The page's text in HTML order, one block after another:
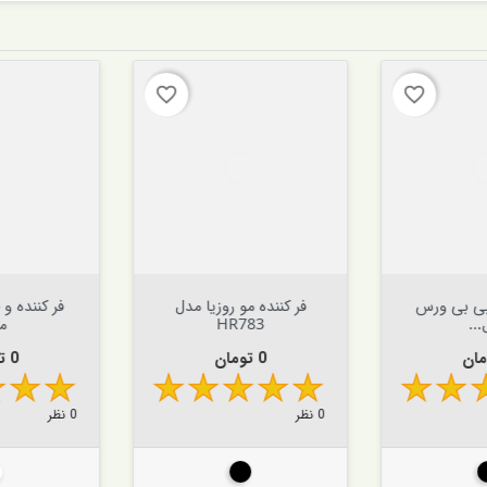
favorite_border
بی بی ورس
favorite_border
فر کننده مو روزیا مدل
HR783
قیمت
0 تومان
0 نظر
مشکی
فر کننده
0 تومان
0 نظر